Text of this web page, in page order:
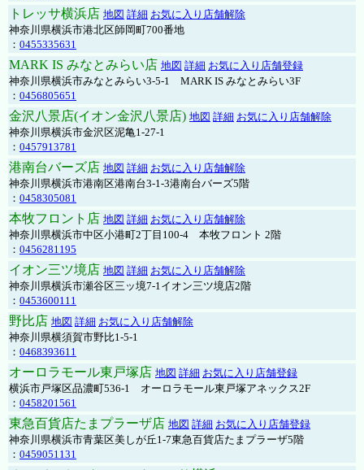
トレッサ横浜店 地図 詳細 お気に入り店舗解除
神奈川県横浜市港北区師岡町700番地
： 0455335631
MARK IS みなとみらい店 地図 詳細 お気に入り店舗登録
神奈川県横浜市みなとみらい3-5-1 MARK IS みなとみらい3F
： 0456805651
金沢八景店(イオン金沢八景店) 地図 詳細 お気に入り店舗解除
神奈川県横浜市金沢区泥亀1-27-1
： 0457913781
港南台バーズ店 地図 詳細 お気に入り店舗解除
神奈川県横浜市港南区港南台3-1-3港南台バーズ5階
： 0458305081
本牧フロント店 地図 詳細 お気に入り店舗解除
神奈川県横浜市中区小港町2丁目100-4 本牧フロント 2階
： 0456281195
イオン三ツ境店 地図 詳細 お気に入り店舗解除
神奈川県横浜市瀬谷区三ッ境7-1イオン三ツ境店2階
： 0453600111
野比店 地図 詳細 お気に入り店舗解除
神奈川県横須賀市野比1-5-1
： 0468393611
オーロラモール東戸塚店 地図 詳細 お気に入り店舗登録
横浜市戸塚区品濃町536-1 オーロラモール東戸塚アネックス2F
： 0458201561
東急百貨店たまプラーザ店 地図 詳細 お気に入り店舗登録
神奈川県横浜市青葉区美しが丘1-7東急百貨店たまプラーザ5階
： 0459051131